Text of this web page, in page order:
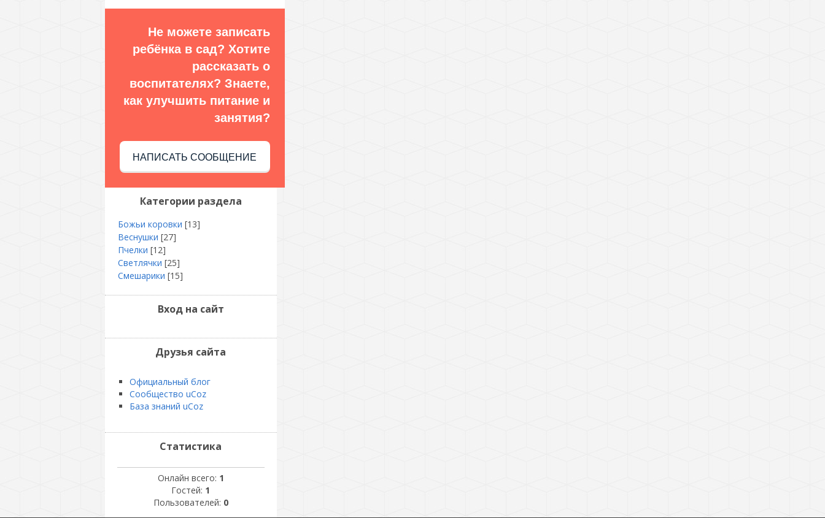
Не можете записать
ребёнка в сад? Хотите
рассказать о
воспитателях? Знаете,
как улучшить питание и
занятия?
НАПИСАТЬ СООБЩЕНИЕ
Категории раздела
Божьи коровки [13]
Веснушки [27]
Пчелки [12]
Светлячки [25]
Смешарики [15]
Вход на сайт
Друзья сайта
Официальный блог
Сообщество uCoz
База знаний uCoz
Статистика
Онлайн всего: 1
Гостей: 1
Пользователей: 0